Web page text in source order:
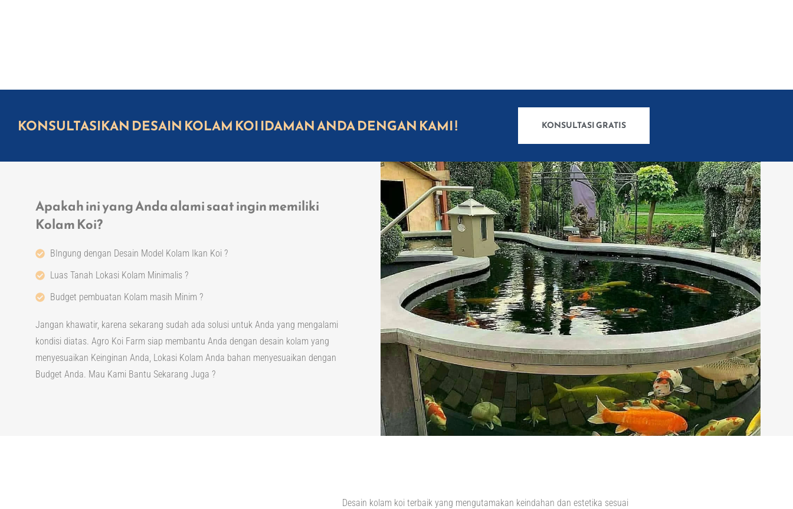
KONSULTASIKAN DESAIN KOLAM KOI IDAMAN ANDA DENGAN KAMI !​ KONSULTASI GRATIS
Apakah ini yang Anda alami saat ingin memiliki
Kolam Koi?​
BIngung dengan Desain Model Kolam Ikan Koi ?
Luas Tanah Lokasi Kolam Minimalis ?
Budget pembuatan Kolam masih Minim ?​
Jangan khawatir, karena sekarang sudah ada solusi untuk Anda yang mengalami
kondisi diatas. Agro Koi Farm siap membantu Anda dengan desain kolam yang
menyesuaikan Keinginan Anda, Lokasi Kolam Anda bahan menyesuaikan dengan
Budget Anda. Mau Kami Bantu Sekarang Juga ?
Desain kolam koi terbaik yang mengutamakan keindahan dan estetika sesuai